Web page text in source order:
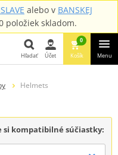
alebo v BANSKEJ
položiek skladom.
Hľadať Účet
0
Košík Menu
Helmets
si kompatibilné súčiastky: